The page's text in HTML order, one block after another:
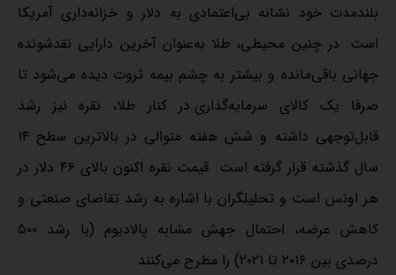
بلندمدت خود نشانه بی‌اعتمادی به دلار و خزانه‌داری آمریکا
است. در چنین محیطی، طلا به‌عنوان آخرین دارایی نقدشونده
جهانی باقی‌مانده و بیشتر به چشم بیمه ثروت دیده می‌شود تا
صرفا یک کالای سرمایه‌گذاری.در کنار طلا، نقره نیز رشد
قابل‌توجهی داشته و شش هفته متوالی در بالاترین سطح ۱۴
سال گذشته قرار گرفته است. قیمت نقره اکنون بالای ۴۶ دلار در
هر اونس است و تحلیلگران با اشاره به رشد تقاضای صنعتی و
کاهش عرضه، احتمال جهش مشابه پالادیوم (با رشد ۵۰۰
درصدی بین ۲۰۱۶ تا ۲۰۲۱) را مطرح می‌کنند.